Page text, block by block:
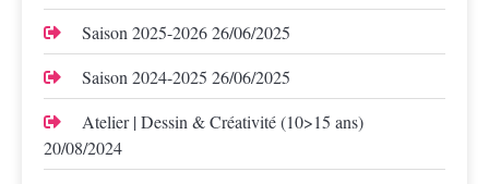
Saison 2025-202626/06/2025
Saison 2024-2025 26/06/2025
Atelier | Dessin & Créativité (10>15 ans)
20/08/2024